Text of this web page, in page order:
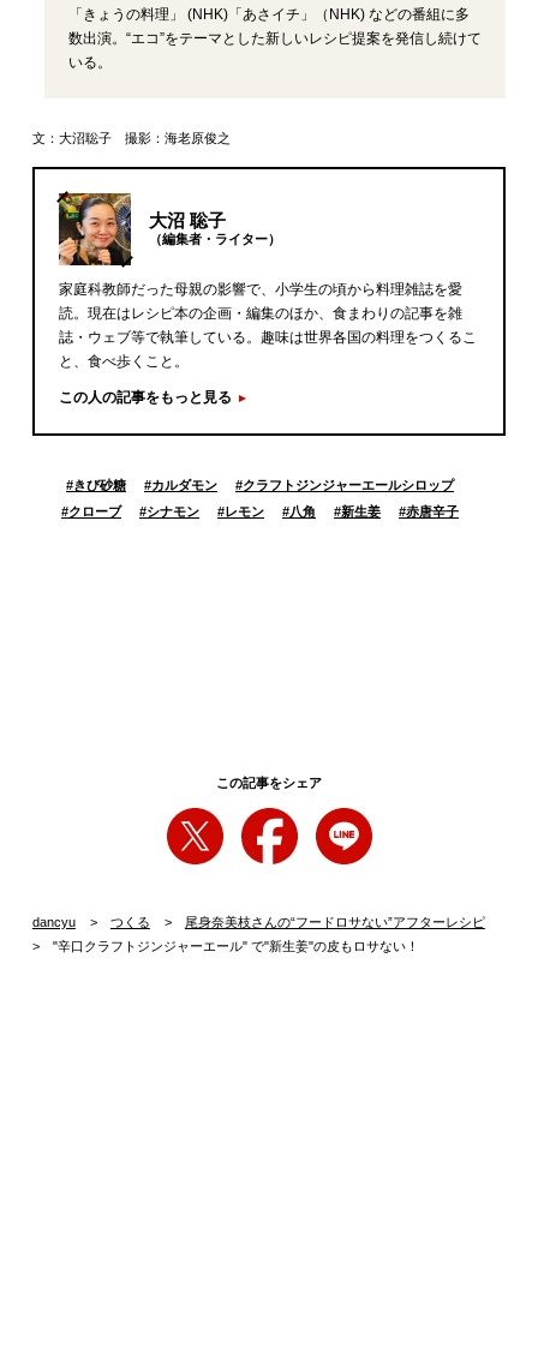
「きょうの料理」 (NHK)「あさイチ」（NHK) などの番組に多
数出演。“エコ”をテーマとした新しいレシピ提案を発信し続けて
いる。
文：大沼聡子 撮影：海老原俊之
大沼 聡子
（編集者・ライター）
家庭科教師だった母親の影響で、小学生の頃から料理雑誌を愛
読。現在はレシピ本の企画・編集のほか、食まわりの記事を雑
誌・ウェブ等で執筆している。趣味は世界各国の料理をつくるこ
と、食べ歩くこと。
この人の記事をもっと見る
#きび砂糖 #カルダモン #クラフトジンジャーエールシロップ
#クローブ #シナモン #レモン #八角 #新生姜 #赤唐辛子
この記事をシェア
dancyu つくる
尾身奈美枝さんの“フードロサない”アフターレシピ
"辛口クラフトジンジャーエール" で"新生姜"の皮もロサない！